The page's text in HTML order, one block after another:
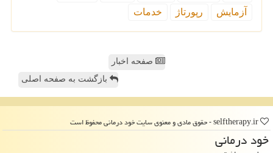
آزمایش
رپورتاژ خدمات
صفحه اخبار
بازگشت به صفحه اصلی
خود درمانی